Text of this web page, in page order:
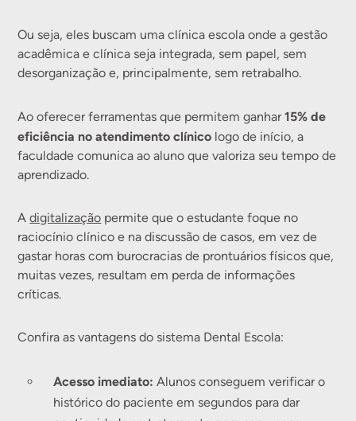
Ou seja, eles buscam uma clínica escola onde a gestão
acadêmica e clínica seja integrada, sem papel, sem
desorganização e, principalmente, sem retrabalho.
Ao oferecer ferramentas que permitem ganhar15% de
eficiência no atendimento clínico logo de início, a
faculdade comunica ao aluno que valoriza seu tempo de
aprendizado.
Adigitalização permite que o estudante foque no
raciocínio clínico e na discussão de casos, em vez de
gastar horas com burocracias de prontuários físicos que,
muitas vezes, resultam em perda de informações
críticas.
Confira as vantagens do sistema Dental Escola:
Acesso imediato: Alunos conseguem verificar o
histórico do paciente em segundos para dar